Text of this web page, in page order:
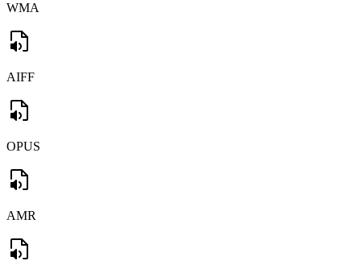
WMA
AIFF
OPUS
AMR